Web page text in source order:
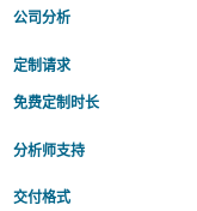
公司分析
定制请求
免费定制时长
分析师支持
交付格式